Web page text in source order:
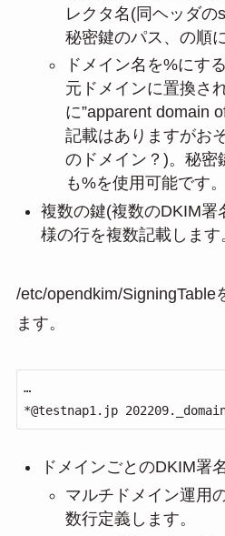
レクタ名(同ヘッダの
秘密鍵のパス、の順
ドメイン名を%にす
元ドメインに置換さ
に”apparent domain
記載はありますがお
のドメイン？)。秘密
も%を使用可能です。
複数の鍵(複数のDKIM署
様の行を複数記載します
/etc/opendkim/SigningTable
ます。
…
*@testnap1.jp
ドメインごとのDKIM署
マルチドメイン運用
数行定義します。